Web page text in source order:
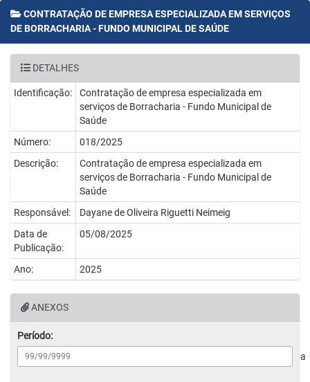
CONTRATAÇÃO DE EMPRESA ESPECIALIZADA EM SERVIÇOS
DE BORRACHARIA - FUNDO MUNICIPAL DE SAÚDE
DETALHES
Identificação:
Contratação de empresa especializada em
serviços de Borracharia - Fundo Municipal de
Saúde
Número:
018/2025
Descrição:
Contratação de empresa especializada em
serviços de Borracharia - Fundo Municipal de
Saúde
Responsável:
Dayane de Oliveira Riguetti Neimeig
Data de
Publicação:
05/08/2025
Ano: 2025
ANEXOS
Período:
a